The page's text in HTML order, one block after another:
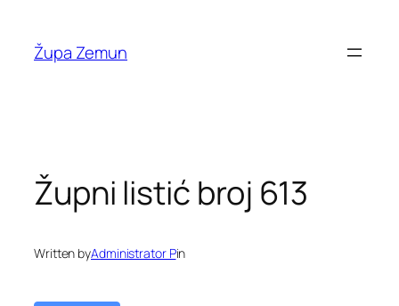
content
Župa Zemun
Župni listić broj 613
Written byAdministrator Pin